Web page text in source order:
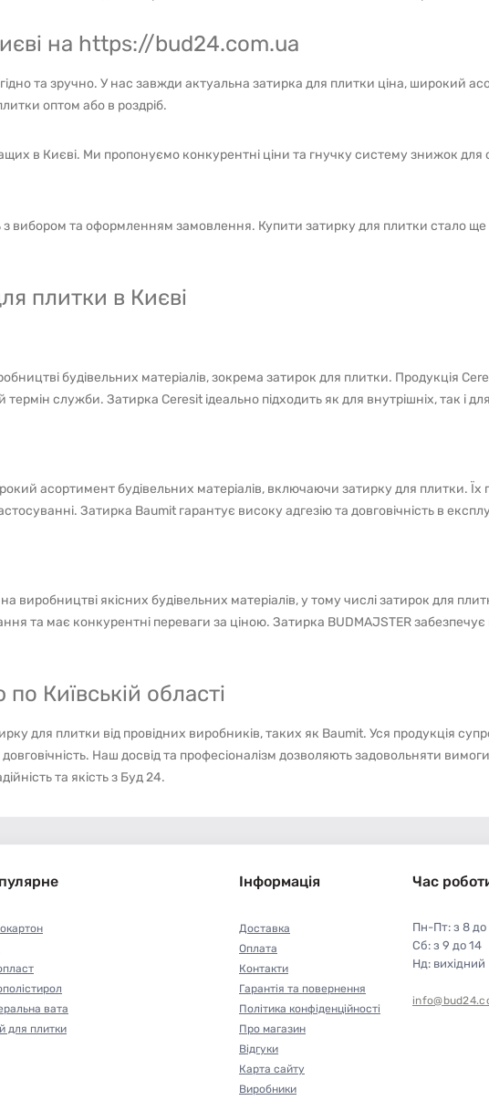
на https://bud24.com.ua
та зручно. У нас завжди актуальна затирка для плитки ціна, широкий
оптом або в роздріб.
в Києві. Ми пропонуємо конкурентні ціни та гнучку систему знижок для
вибором та оформленням замовлення. Купити затирку для плитки стало ще
плитки в Києві
будівельних матеріалів, зокрема затирок для плитки. Продукція
служби. Затирка Ceresit ідеально підходить як для внутрішніх, так і для
асортимент будівельних матеріалів, включаючи затирку для плитки. Їх
Затирка Baumit гарантує високу адгезію та довговічність в
виробництві якісних будівельних матеріалів, у тому числі затирок для
та має конкурентні переваги за ціною. Затирка BUDMAJSTER
Київській області
для плитки від провідних виробників, таких як Baumit. Уся продукція
Наш досвід та професіоналізм дозволяють задовольняти
та якість з Буд 24.
вата
для плитки
Інформація
Доставка
Оплата
Контакти
Гарантія та повернення
Політика конфіденційності
Про магазин
Відгуки
Карта сайту
Виробники
Час
Пн-Пт: з 8 до
Сб: з 9 до 14
Нд: вихідний